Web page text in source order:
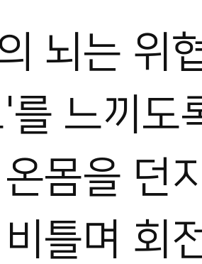
뇌는 위
를 느끼도
몸을 던
틀며 회